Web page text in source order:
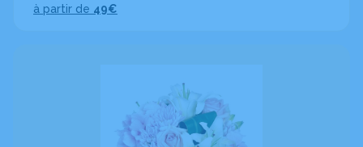
à partir de 49€